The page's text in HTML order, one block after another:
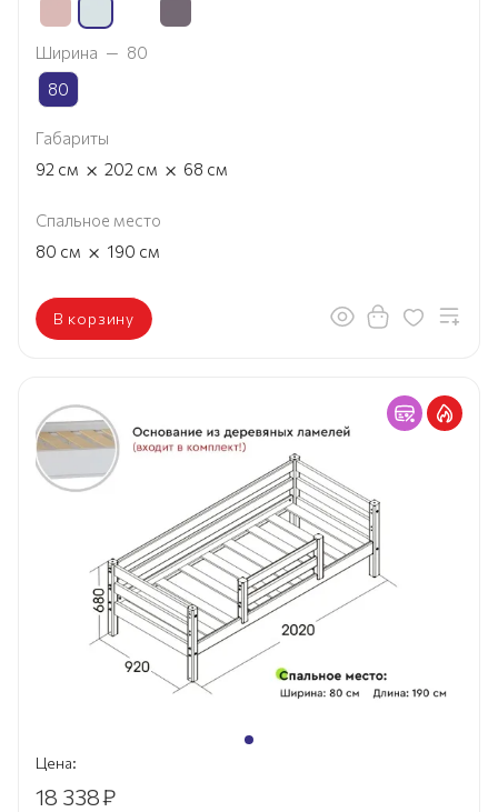
Ширина — 80
80
Габариты
92 см × 202 см × 68 см
Спальное место
80 см × 190 см
В корзину
Цена:
18 338₽